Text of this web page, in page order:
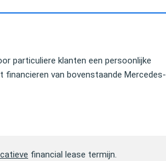
particuliere klanten een persoonlijke
financieren van bovenstaande Mercedes-
financial lease termijn.